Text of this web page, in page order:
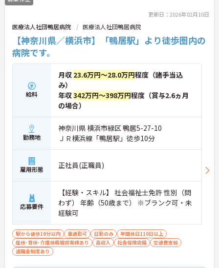
更新日：2026年02月10日
医療法人社団鴨居病院 医療法人社団鴨居病院
【神奈川県／横浜市】「鴨居駅」より徒歩圏内の
病院です。
給料
月収 23.6万円～28.0万円程度（諸手当込
み）
年収342万円～398万円程度（賞与2.6ヵ月
の場合）
勤務地
神奈川県 横浜市緑区 鴨居5-27-10
ＪＲ横浜線「鴨居駅」徒歩10分
雇用形態 正社員(正職員)
応募要件
【経験・スキル】 社会福祉士免許 性別（問
わず） 年齢（50歳まで） ※ブランク可・未
経験可
駅から徒歩10分以内 車通勤可 日勤のみ
年間休日110日以上
産休･育休･介護休暇取得実績あり
高収入 社会保険完備
交通費支給
退職金制度あり